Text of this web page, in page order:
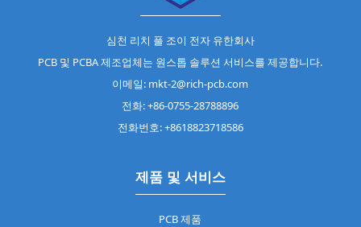
심천 리치 풀 조이 전자 유한회사
PCB 및 PCBA 제조업체는 원스톱 솔루션 서비스를 제공합니다.
이메일: mkt-2@rich-pcb.com
전화: +86-0755-28788896
전화번호: +8618823718586
제품 및 서비스
PCB 제품